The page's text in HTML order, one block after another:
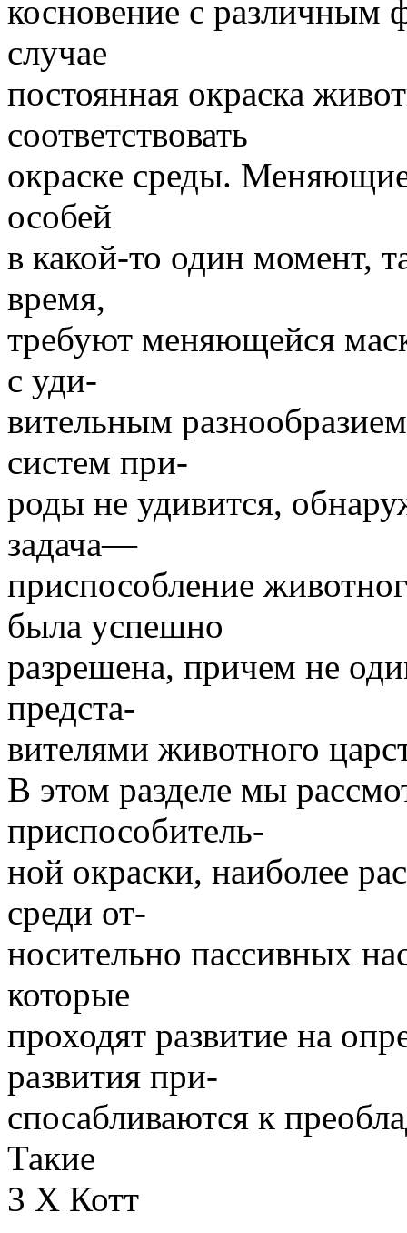
косновение с
случае
постоянная окраска
соответствовать
окраске среды.
особей
в какой-то один момент,
время,
требуют меняющейся
с уди-
вительным
систем при-
роды не удивится,
задача—
приспособление
была успешно
разрешена, причем не
предста-
вителями животного
В этом разделе мы
приспособитель-
ной окраски, наиболее
среди от-
носительно пассивных
которые
проходят развитие на
развития при-
спосабливаются к
Такие
3 X Котт